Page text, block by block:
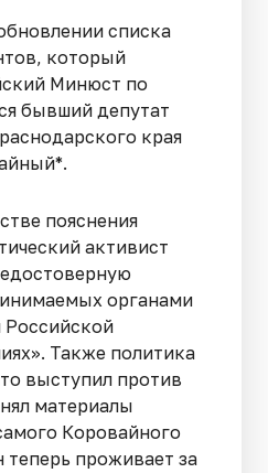
списка
который
Минюст по
бывший депутат
края
пояснения
активист
органами
Российской
Также политика
выступил против
материалы
Коровайного
теперь проживает за